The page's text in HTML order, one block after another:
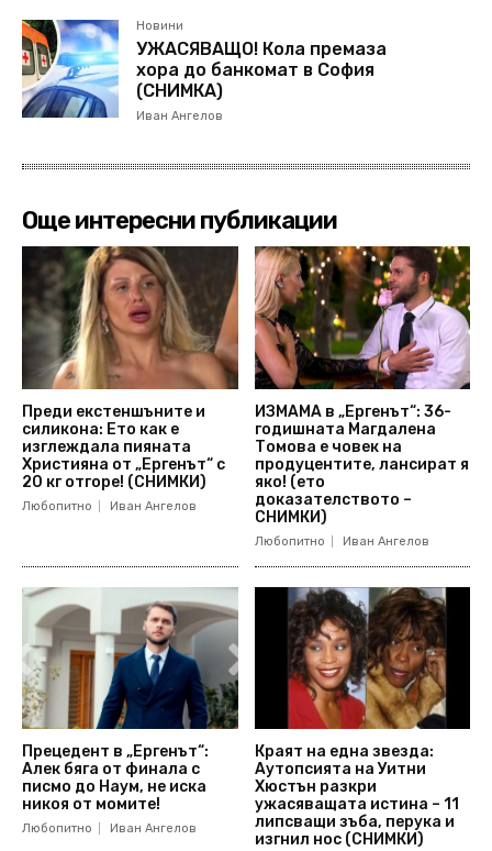
Новини
УЖАСЯВАЩО! Кола премаза
хора до банкомат в София
(СНИМКА)
Иван Ангелов
Още интересни публикации
Преди екстеншъните и
силикона: Ето как е
изглеждала пияната
Християна от „Ергенът“ с
20 кг отгоре! (СНИМКИ)
Любопитно Иван Ангелов
ИЗМАМА в „Ергенът“: 36-
годишната Магдалена
Томова е човек на
продуцентите, лансират я
яко! (ето
доказателството –
СНИМКИ)
Любопитно Иван Ангелов
Прецедент в „Ергенът“:
Алек бяга от финала с
писмо до Наум, не иска
никоя от момите!
Любопитно Иван Ангелов
Краят на една звезда:
Аутопсията на Уитни
Хюстън разкри
ужасяващата истина – 11
липсващи зъба, перука и
изгнил нос (СНИМКИ)